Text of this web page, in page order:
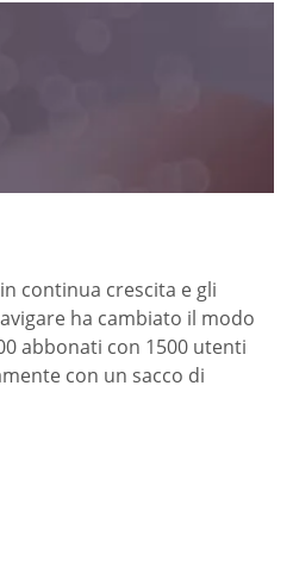
continua crescita e gli
ha cambiato il modo
abbonati con 1500 utenti
con un sacco di